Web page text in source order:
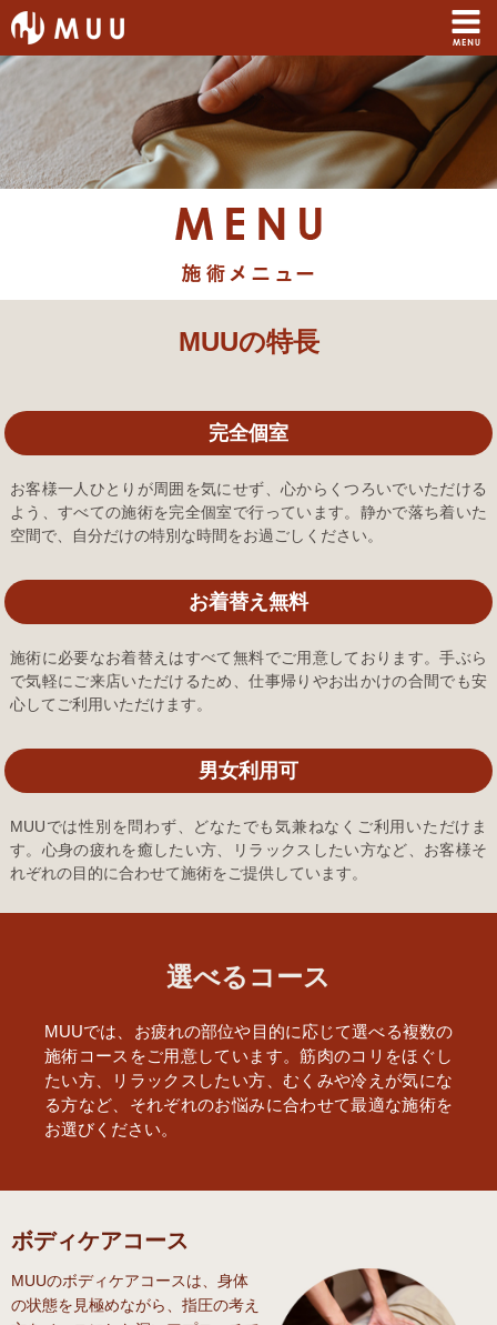
MUUの特長
完全個室
お客様一人ひとりが周囲を気にせず、心からくつろいでいただける
よう、すべての施術を完全個室で行っています。静かで落ち着いた
空間で、自分だけの特別な時間をお過ごしください。
お着替え無料
施術に必要なお着替えはすべて無料でご用意しております。手ぶら
で気軽にご来店いただけるため、仕事帰りやお出かけの合間でも安
心してご利用いただけます。
男女利用可
MUUでは性別を問わず、どなたでも気兼ねなくご利用いただけま
す。心身の疲れを癒したい方、リラックスしたい方など、お客様そ
れぞれの目的に合わせて施術をご提供しています。
選べるコース
MUUでは、お疲れの部位や目的に応じて選べる複数の
施術コースをご用意しています。筋肉のコリをほぐし
たい方、リラックスしたい方、むくみや冷えが気にな
る方など、それぞれのお悩みに合わせて最適な施術を
お選びください。
ボディケアコース
MUUのボディケアコースは、身体
の状態を見極めながら、指圧の考え